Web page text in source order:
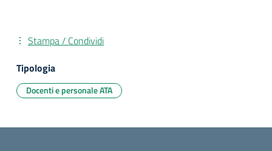
Stampa / Condividi
Tipologia
Docenti e personale ATA